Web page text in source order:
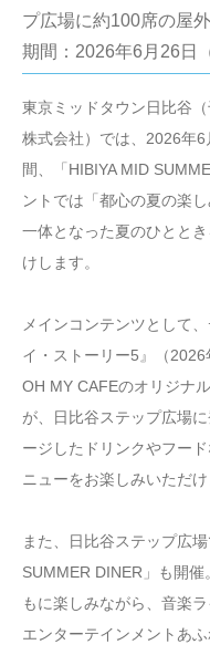
プ広場に約100席の屋
期間：2026年6月26日
東京ミッドタウン日比谷
株式会社）では、2026年
間、「HIBIYA MID
ントでは「都心の夏の楽
一体となった夏のひとと
けします。
メインコンテンツとして
イ・ストーリー5』（
OH MY CAFEのオリジナ
が、日比谷ステップ広場
ージしたドリンクやフー
ニューをお楽しみいただけ
また、日比谷ステップ広
SUMMER DINER」も開
もに楽しみながら、音楽
エンターテインメントあ